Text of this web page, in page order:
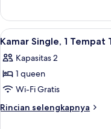
Tidur
Queen
Kamar
Single,
2
Tidur
Queen
Lihat
semua
foto
untuk
Kamar
Single,
4
Kamar Single, 1 Tempat
Kapasitas 2
1 queen
Wi-Fi Gratis
Rincian selengkapnya
Rincian